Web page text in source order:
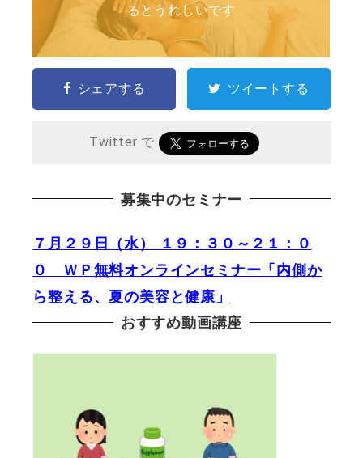
るとうれしいです
シェアする ツイートする
Twitter で
募集中のセミナー
７月２９日（水） １９：３０～２１：０
０ ＷＰ無料オンラインセミナー「内側か
ら整える、夏の美容と健康」
おすすめ動画講座